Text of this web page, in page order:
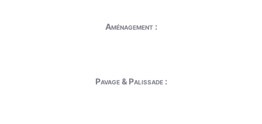
Aménagement :
Pavage & Palissade :